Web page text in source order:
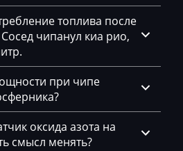
топлива после
чипанул киа рио,
при чипе
оксида азота на
смысл менять?